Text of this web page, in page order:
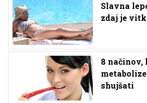
Slavna
zdaj je
8 načinov,
shujšati